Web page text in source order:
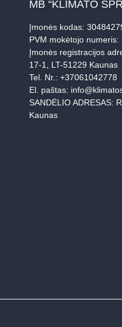
MB “KLIMATO
Įmonės kodas:
PVM mokėtojo
Įmonės registracijos
17-1, LT-51229 Kaunas
Tel. Nr.: +37061042778
El. paštas:
SANDĖLIO ADRESAS:
Kaunas